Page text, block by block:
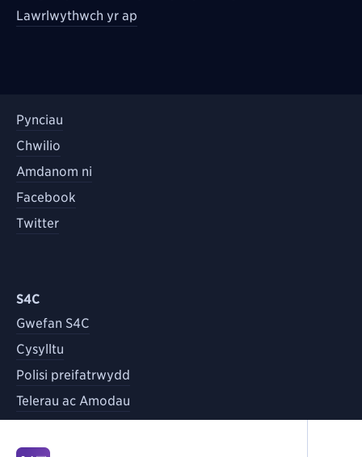
Lawrlwythwch yr ap
Pynciau
Chwilio
Amdanom ni
Facebook
Twitter
S4C
Gwefan S4C
Cysylltu
Polisi preifatrwydd
Telerau ac Amodau